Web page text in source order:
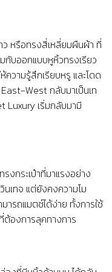
หรือทรงสี่เหลี่ยมผืนผ้า ที่
กับออกแบบหูหิ้วทรงเรียว
ความรู้สึกเรียบหรู และโดด
West กลับมาเป็นเท
Luxury เริ่มกลับมามี
งกระเป๋าที่มาแรงอย่าง
เทจ แต่ยังคงความโม
ารถแมตช์ได้ง่าย ทั้งการใช้
ต้องการลุคทางการ